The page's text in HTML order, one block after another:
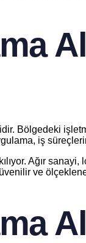
Bölgedeki
iş
Ağır
ve